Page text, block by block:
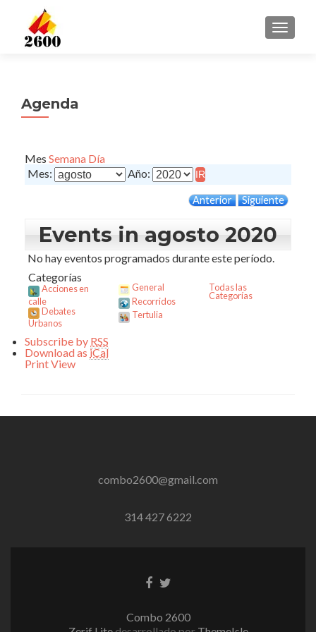
Agenda
Mes Semana Día
Mes:
Año:
Anterior Siguiente
Events in agosto 2020
No hay eventos programados durante este período.
Categorías
Acciones en
calle
Debates
Urbanos
General
Recorridos
Tertulia
Todas las
Categorías
Subscribe by RSS
Download as iCal
PrintView
combo2600@gmail.com
314 427 6222
EnlaceEnlace
Combo 2600